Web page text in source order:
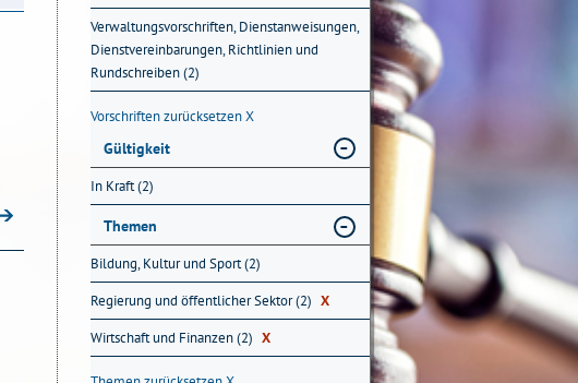
Verwaltungsvorschriften, Dienstanweisungen,
Dienstvereinbarungen, Richtlinien und
Rundschreiben (2)
Vorschriften zurücksetzenX
Gültigkeit
In Kraft (2)
Themen
Bildung, Kultur und Sport (2)
Regierung und öffentlicher Sektor (2) X
Wirtschaft und Finanzen (2) X